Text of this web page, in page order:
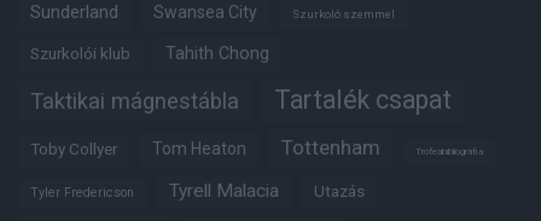
Sunderland Swansea City Szurkoló szemmel
Szurkolói klub Tahith Chong
Taktikai mágnestábla Tartalék csapat
Toby Collyer Tom Heaton Tottenham Trófeabibliográfia
Tyler Fredericson Tyrell Malacia Utazás